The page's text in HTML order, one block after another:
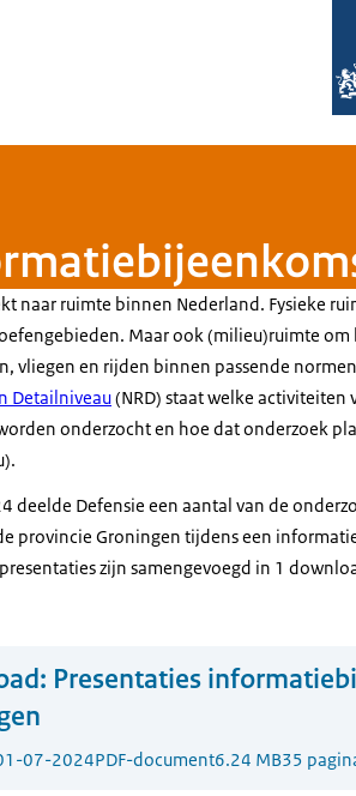
naar ruimte binnen Nederland. Fysieke
Maar ook (milieu)ruimte
vliegen en rijden binnen passende
Detailniveau(NRD) staat welke activiteiten
onderzocht en hoe dat onderzoek
deelde Defensie een aantal van de
provincie Groningen tijdens een
zijn samengevoegd in 1
Presentaties
07-2024PDF-document6.24 MB35